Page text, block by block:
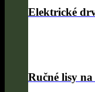
Elektrické
Ručné lisy na